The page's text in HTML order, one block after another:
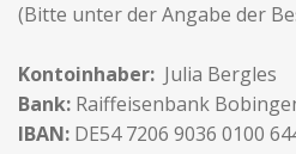
(Bitte unter der Angabe der
Kontoinhaber: Julia Bergles
Bank: Raiffeisenbank
IBAN: DE54 7206 9036 0100